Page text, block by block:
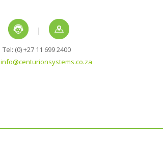
|
Tel: (0) +27 11 699 2400
info@centurionsystems.co.za